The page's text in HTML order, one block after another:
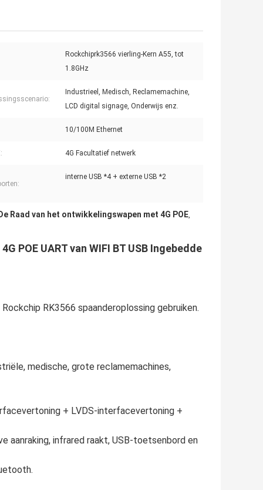
Rockchiprk3566 vierling-Kern A55, tot
1.8GHz
Industrieel, Medisch, Reclamemachine,
LCD digital signage, Onderwijs enz.
10/100M Ethernet
4G Facultatief netwerk
interne USB *4 + externe USB *2
Raad van het ontwikkelingswapen met 4G POE,
POE UART van WIFI BT USB Ingebedde
RK3566 spaanderoplossing gebruiken.
medische, grote reclamemachines,
+ LVDS-interfacevertoning +
aanraking, infrared raakt, USB-toetsenbord en